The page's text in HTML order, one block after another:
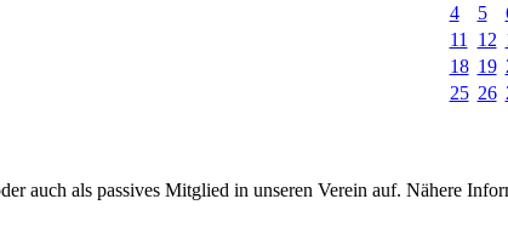
4
5
11
12
18 19
25 26
auch als passives Mitglied in unseren Verein auf. Nähere